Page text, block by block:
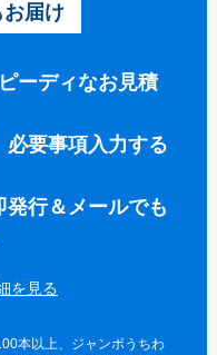
お届け
ーディなお見積
要事項入力する
行＆メールでも
を
本以上、ジャンボうちわ